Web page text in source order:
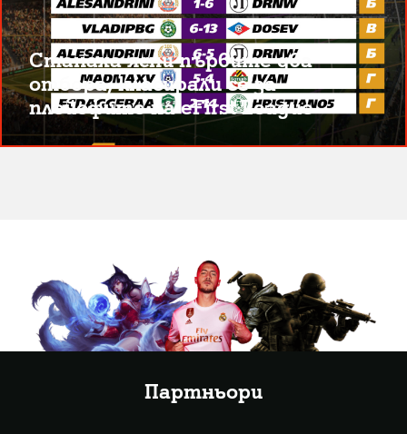
Станаха ясни първите два
отбора, класирали се за
плейофите на eFirst League
Партньори